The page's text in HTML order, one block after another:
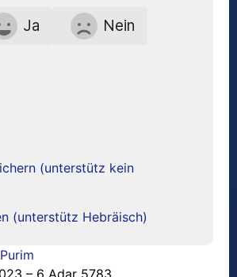
Ja Nein
(unterstütz kein
(unterstütz Hebräisch)
Purim
– 6 Adar 5783